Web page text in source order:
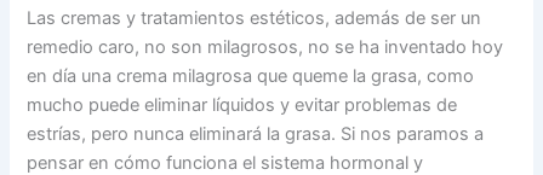
Las cremas y tratamientos estéticos, además de ser un
remedio caro, no son milagrosos, no se ha inventado hoy
en día una crema milagrosa que queme la grasa, como
mucho puede eliminar líquidos y evitar problemas de
estrías, pero nunca eliminará la grasa. Si nos paramos a
pensar en cómo funciona el sistema hormonal y